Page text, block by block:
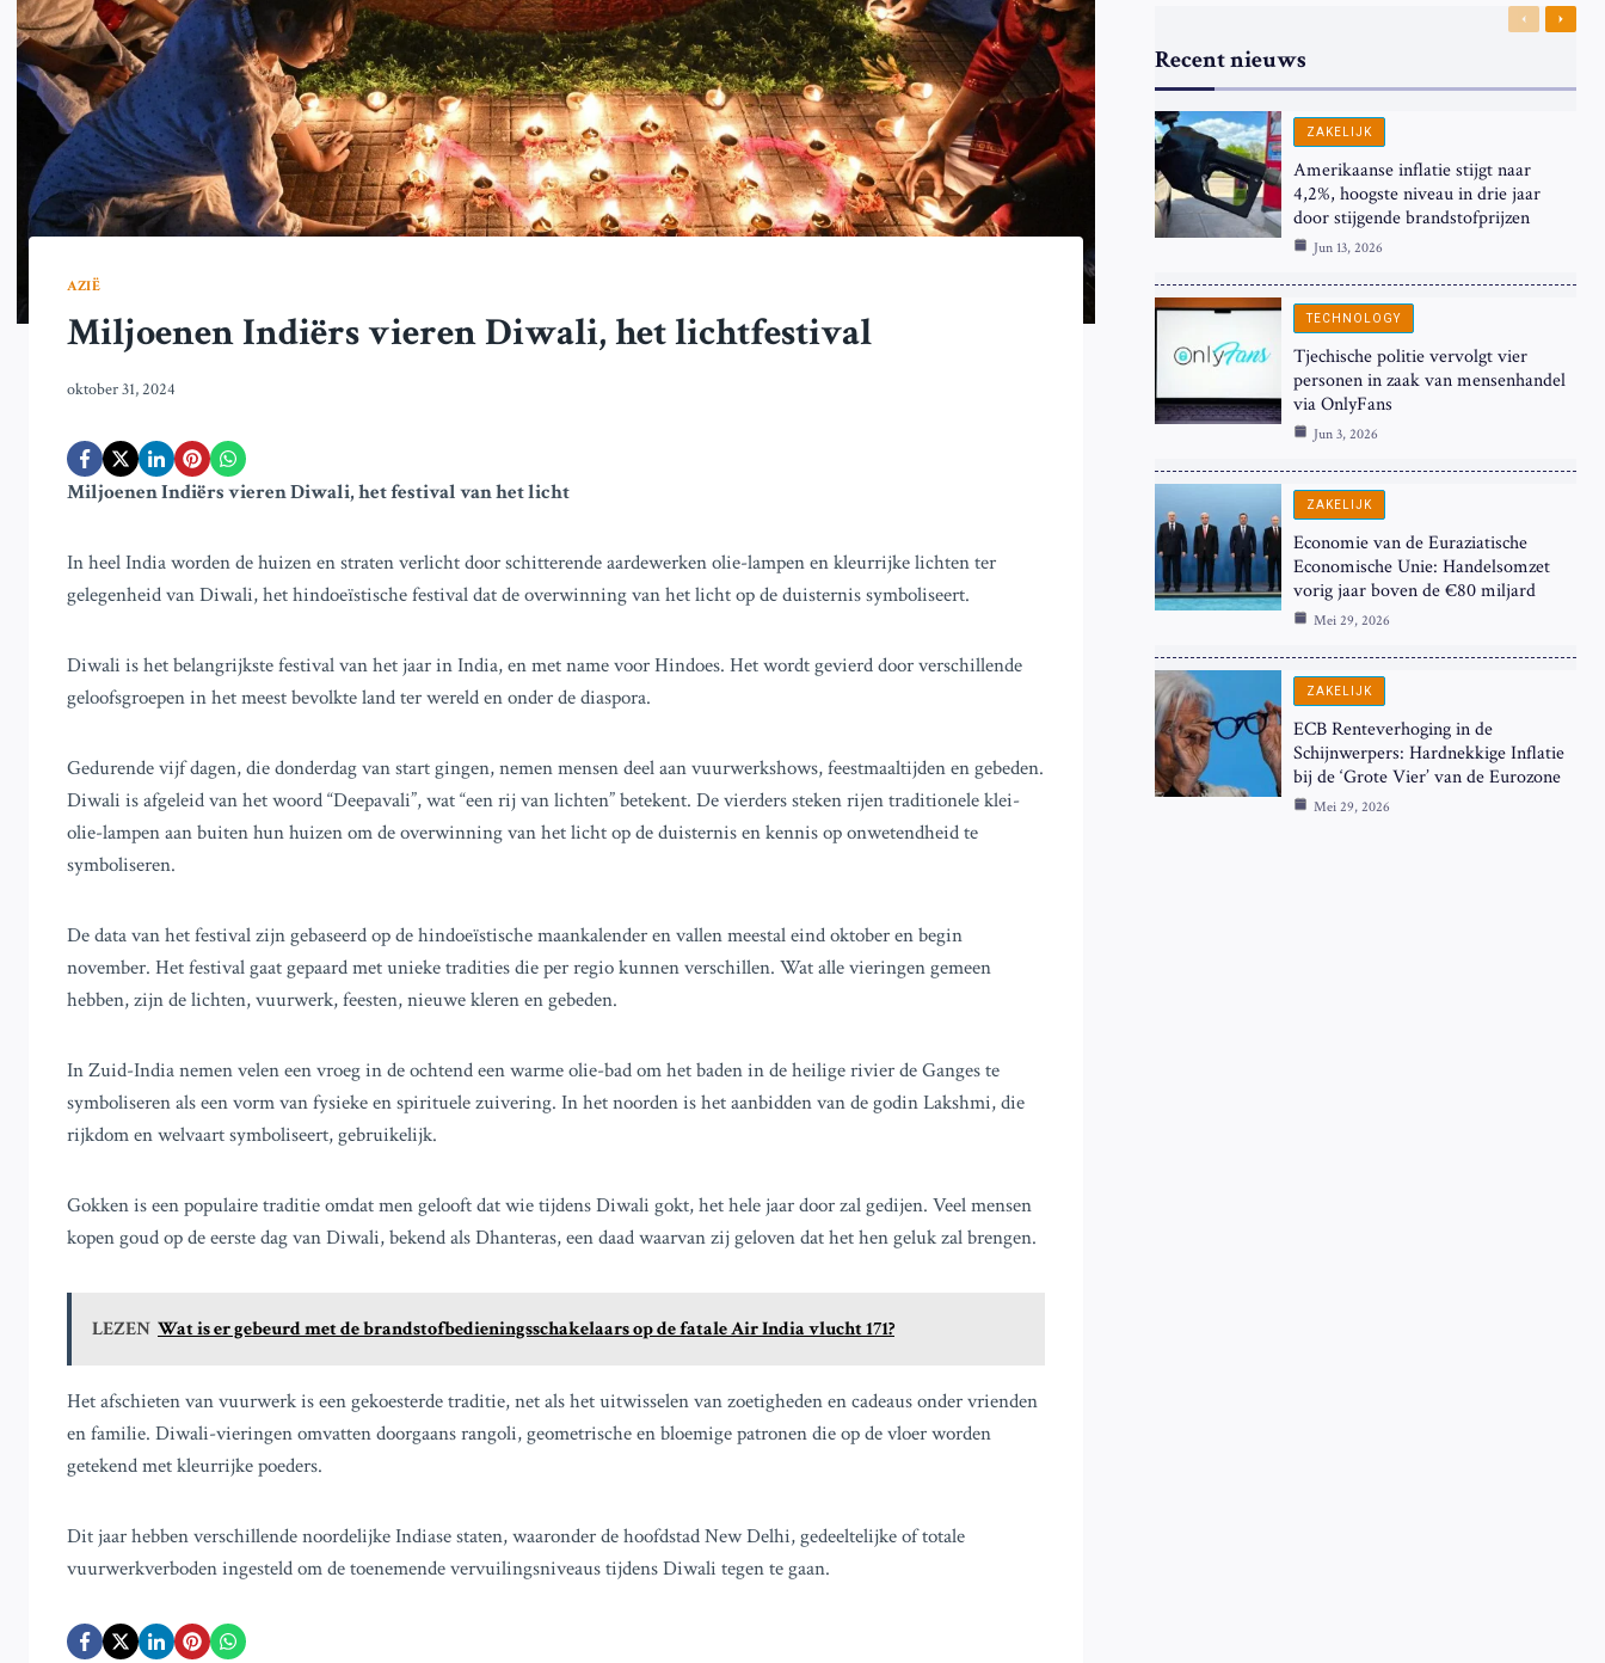
AZIË
Miljoenen Indiërs vieren Diwali, het lichtfestival
oktober 31, 2024
Miljoenen Indiërs vieren Diwali, het festival van het licht
In heel India worden de huizen en straten verlicht door schitterende aardewerken olie-lampen en kleurrijke lichten ter
gelegenheid van Diwali, het hindoeïstische festival dat de overwinning van het licht op de duisternis symboliseert.
Diwali is het belangrijkste festival van het jaar in India, en met name voor Hindoes. Het wordt gevierd door verschillende
geloofsgroepen in het meest bevolkte land ter wereld en onder de diaspora.
Gedurende vijf dagen, die donderdag van start gingen, nemen mensen deel aan vuurwerkshows, feestmaaltijden en gebeden.
Diwali is afgeleid van het woord “Deepavali”, wat “een rij van lichten” betekent. De vierders steken rijen traditionele klei-
olie-lampen aan buiten hun huizen om de overwinning van het licht op de duisternis en kennis op onwetendheid te
symboliseren.
De data van het festival zijn gebaseerd op de hindoeïstische maankalender en vallen meestal eind oktober en begin
november. Het festival gaat gepaard met unieke tradities die per regio kunnen verschillen. Wat alle vieringen gemeen
hebben, zijn de lichten, vuurwerk, feesten, nieuwe kleren en gebeden.
In Zuid-India nemen velen een vroeg in de ochtend een warme olie-bad om het baden in de heilige rivier de Ganges te
symboliseren als een vorm van fysieke en spirituele zuivering. In het noorden is het aanbidden van de godin Lakshmi, die
rijkdom en welvaart symboliseert, gebruikelijk.
Gokken is een populaire traditie omdat men gelooft dat wie tijdens Diwali gokt, het hele jaar door zal gedijen. Veel mensen
kopen goud op de eerste dag van Diwali, bekend als Dhanteras, een daad waarvan zij geloven dat het hen geluk zal brengen.
LEZEN Wat is er gebeurd met de brandstofbedieningsschakelaars op de fatale Air India vlucht 171?
Het afschieten van vuurwerk is een gekoesterde traditie, net als het uitwisselen van zoetigheden en cadeaus onder vrienden
en familie. Diwali-vieringen omvatten doorgaans rangoli, geometrische en bloemige patronen die op de vloer worden
getekend met kleurrijke poeders.
Dit jaar hebben verschillende noordelijke Indiase staten, waaronder de hoofdstad New Delhi, gedeeltelijke of totale
vuurwerkverboden ingesteld om de toenemende vervuilingsniveaus tijdens Diwali tegen te gaan.
Recent nieuws
Previous
Next
ZAKELIJK
Amerikaanse inflatie stijgt naar
4,2%, hoogste niveau in drie jaar
door stijgende brandstofprijzen
Jun 13, 2026
TECHNOLOGY
Tjechische politie vervolgt vier
personen in zaak van mensenhandel
via OnlyFans
Jun 3, 2026
ZAKELIJK
Economie van de Euraziatische
Economische Unie: Handelsomzet
vorig jaar boven de €80 miljard
Mei 29, 2026
ZAKELIJK
ECB Renteverhoging in de
Schijnwerpers: Hardnekkige Inflatie
bij de ‘Grote Vier’ van de Eurozone
Mei 29, 2026